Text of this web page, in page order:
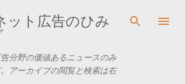
プしてメイン コンテンツに移動
ット広告のひみ
分野の価値あるニュースのみ
アーカイブの閲覧と検索は右